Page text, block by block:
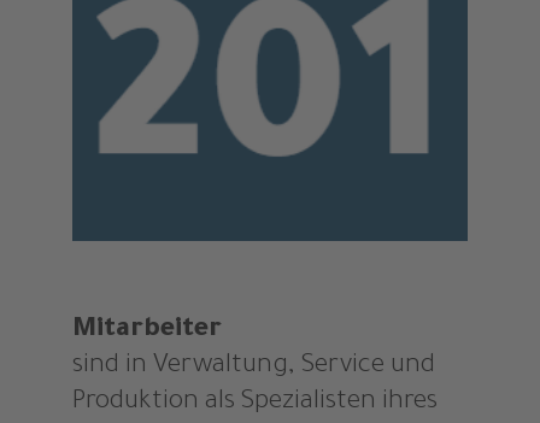
Mitarbeiter
sind in Verwaltung, Service und
Produktion als Spezialisten ihres